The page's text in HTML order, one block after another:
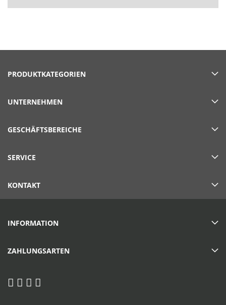
PRODUKTKATEGORIEN
UNTERNEHMEN
GESCHÄFTSBEREICHE
SERVICE
KONTAKT
INFORMATION
ZAHLUNGSARTEN